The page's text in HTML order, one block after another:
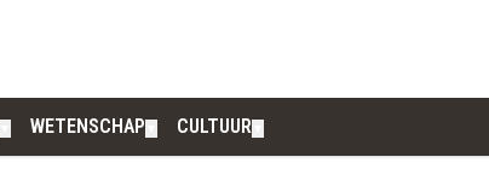
WETENSCHAP CULTUUR